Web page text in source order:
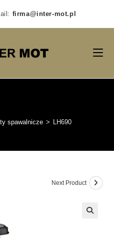
firma@inter-mot.pl
spawalnicze > LH690
Next Product